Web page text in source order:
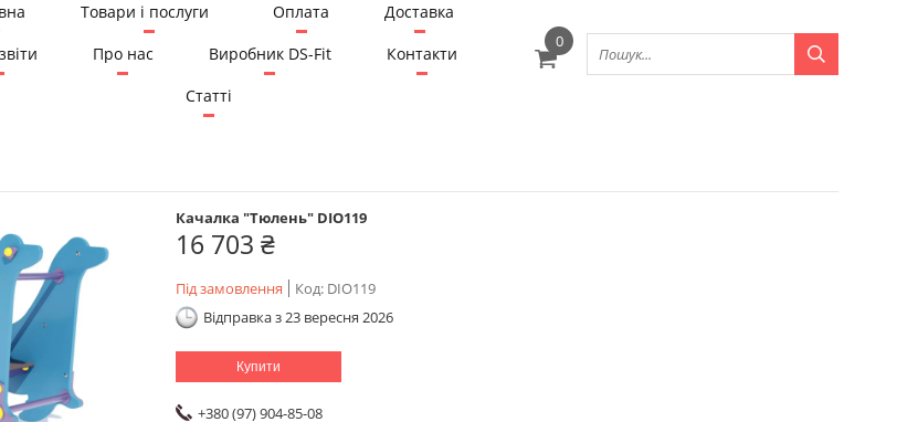
Товари і послуги Оплата
Доставка
Про нас Виробник DS-Fit
Контакти
Статті
Качалка "Тюлень" DIO119
16 703 ₴
Під замовлення Код: DIO119
Відправка з 23 вересня 2026
Купити
+380 (97) 904-85-08